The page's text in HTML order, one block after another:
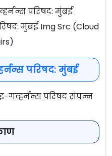
मुंबई Img Src (Cloud
परिषद: मुंबई
गव्हर्नन्स परिषद संपन्न